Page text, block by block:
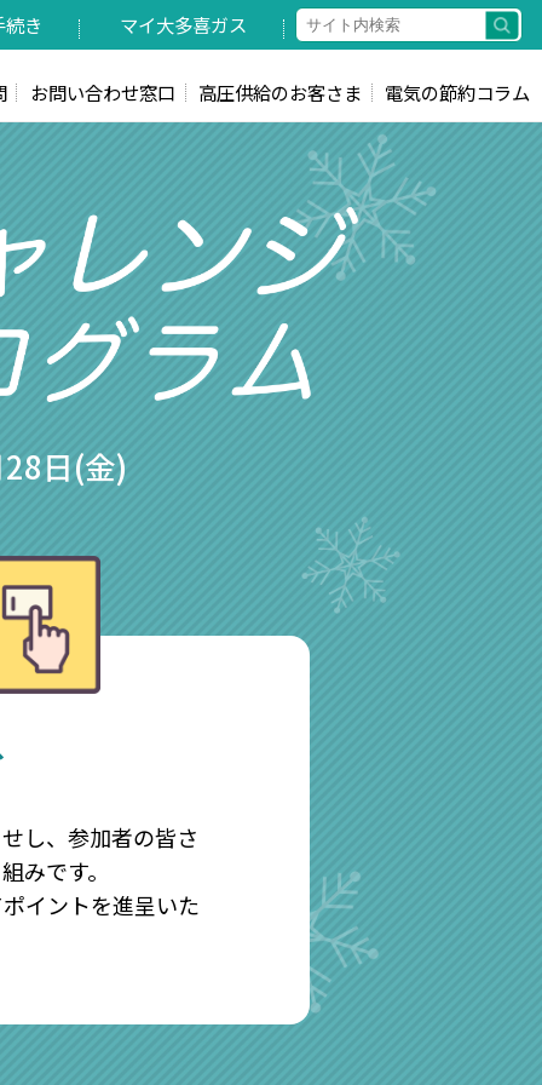
き マイ大多喜ガス
お問い合わせ窓口 高圧供給のお客さま 電気の節約コラム
日(金)
し、参加者の皆さ
みです。
イントを進呈いた